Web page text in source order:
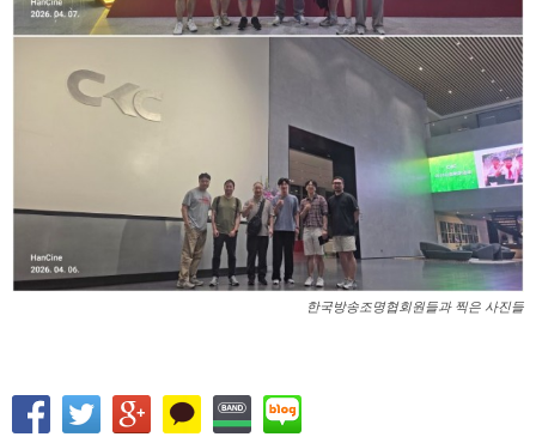
한국방송조명협회원들과 찍은 사진들